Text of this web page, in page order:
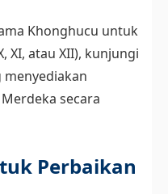
Khonghucu untuk
XI, atau XII), kunjungi
menyediakan
secara
Perbaikan